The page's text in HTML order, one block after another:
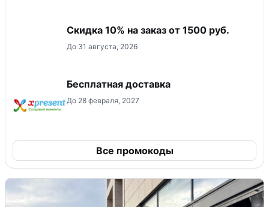
Скидка 10% на заказ от 1500 руб.
До 31 августа, 2026
Бесплатная доставка
До 28 февраля, 2027
Все промокоды